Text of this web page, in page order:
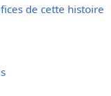
de cette histoire